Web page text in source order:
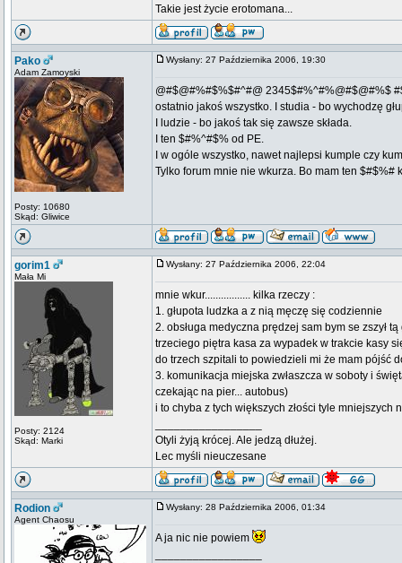
Takie jest życie erotomana...
Pako
Adam Zamoyski
Posty: 10680
Skąd: Gliwice
Wysłany: 27 Października 2006, 19:30
@#$@#%#$%$#^#@ 2345$#%^#%@#$@#%$
ostatnio jakoś wszystko. I studia - bo wychodzę
I ludzie - bo jakoś tak się zawsze składa.
I ten $#%^#$% od PE.
I w ogóle wszystko, nawet najlepsi kumple czy
Tylko forum mnie nie wkurza. Bo mam ten $#$%#
gorim1
Mała Mi
Posty: 2124
Skąd: Marki
Wysłany: 27 Października 2006, 22:04
mnie wkur................. kilka rzeczy :
1. głupota ludzka a z nią męczę się codziennie
2. obsługa medyczna prędzej sam bym se zszył
trzeciego piętra kasa za wypadek w trakcie kasy
do trzech szpitali to powiedzieli mi że mam pójść
3. komunikacja miejska zwłaszcza w soboty i
czekając na pier... autobus)
i to chyba z tych większych złości tyle mniejszych
Otyli żyją krócej. Ale jedzą dłużej.
Lec myśli nieuczesane
Rodion
Agent Chaosu
Wysłany: 28 Października 2006, 01:34
A ja nic nie powiem